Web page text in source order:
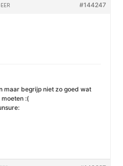
#144247
maar begrijp niet zo goed wat
:(